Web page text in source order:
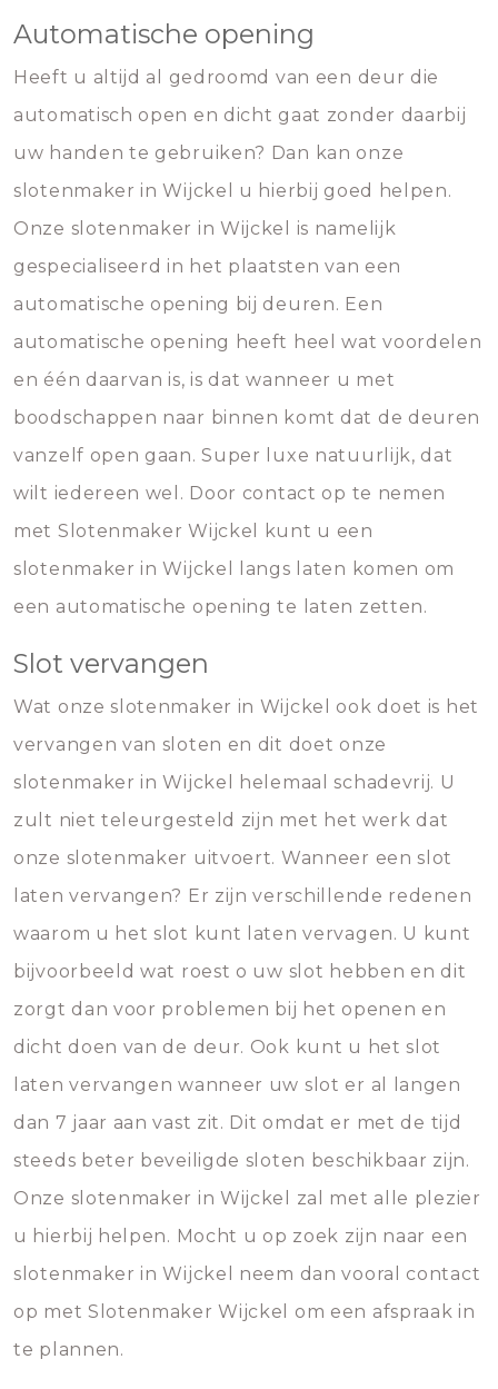
Automatische opening
Heeft u altijd al gedroomd van een deur die
automatisch open en dicht gaat zonder daarbij
uw handen te gebruiken? Dan kan onze
slotenmaker in Wijckel u hierbij goed helpen.
Onze slotenmaker in Wijckel is namelijk
gespecialiseerd in het plaatsten van een
automatische opening bij deuren. Een
automatische opening heeft heel wat voordelen
en één daarvan is, is dat wanneer u met
boodschappen naar binnen komt dat de deuren
vanzelf open gaan. Super luxe natuurlijk, dat
wilt iedereen wel. Door contact op te nemen
met Slotenmaker Wijckel kunt u een
slotenmaker in Wijckel langs laten komen om
een automatische opening te laten zetten.
Slot vervangen
Wat onze slotenmaker in Wijckel ook doet is het
vervangen van sloten en dit doet onze
slotenmaker in Wijckel helemaal schadevrij. U
zult niet teleurgesteld zijn met het werk dat
onze slotenmaker uitvoert. Wanneer een slot
laten vervangen? Er zijn verschillende redenen
waarom u het slot kunt laten vervagen. U kunt
bijvoorbeeld wat roest o uw slot hebben en dit
zorgt dan voor problemen bij het openen en
dicht doen van de deur. Ook kunt u het slot
laten vervangen wanneer uw slot er al langen
dan 7 jaar aan vast zit. Dit omdat er met de tijd
steeds beter beveiligde sloten beschikbaar zijn.
Onze slotenmaker in Wijckel zal met alle plezier
u hierbij helpen. Mocht u op zoek zijn naar een
slotenmaker in Wijckel neem dan vooral contact
op met Slotenmaker Wijckel om een afspraak in
te plannen.